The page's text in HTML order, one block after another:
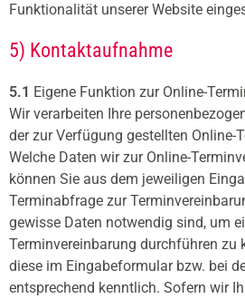
Funktionalität unserer Website
5) Kontaktaufnahme
5.1 Eigene Funktion zur Online-
Wir verarbeiten Ihre
der zur Verfügung gestellten Online-
Welche Daten wir zur Online-
können Sie aus dem jeweiligen
Terminabfrage zur
gewisse Daten notwendig sind, um
Terminvereinbarung durchführen zu
diese im Eingabeformular bzw. bei
entsprechend kenntlich. Sofern wir